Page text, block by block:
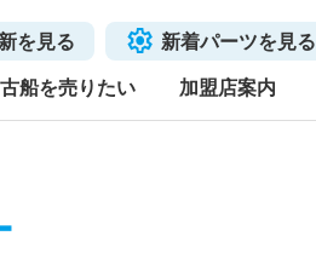
を見る 新着パーツを見る
船を売りたい 加盟店案内